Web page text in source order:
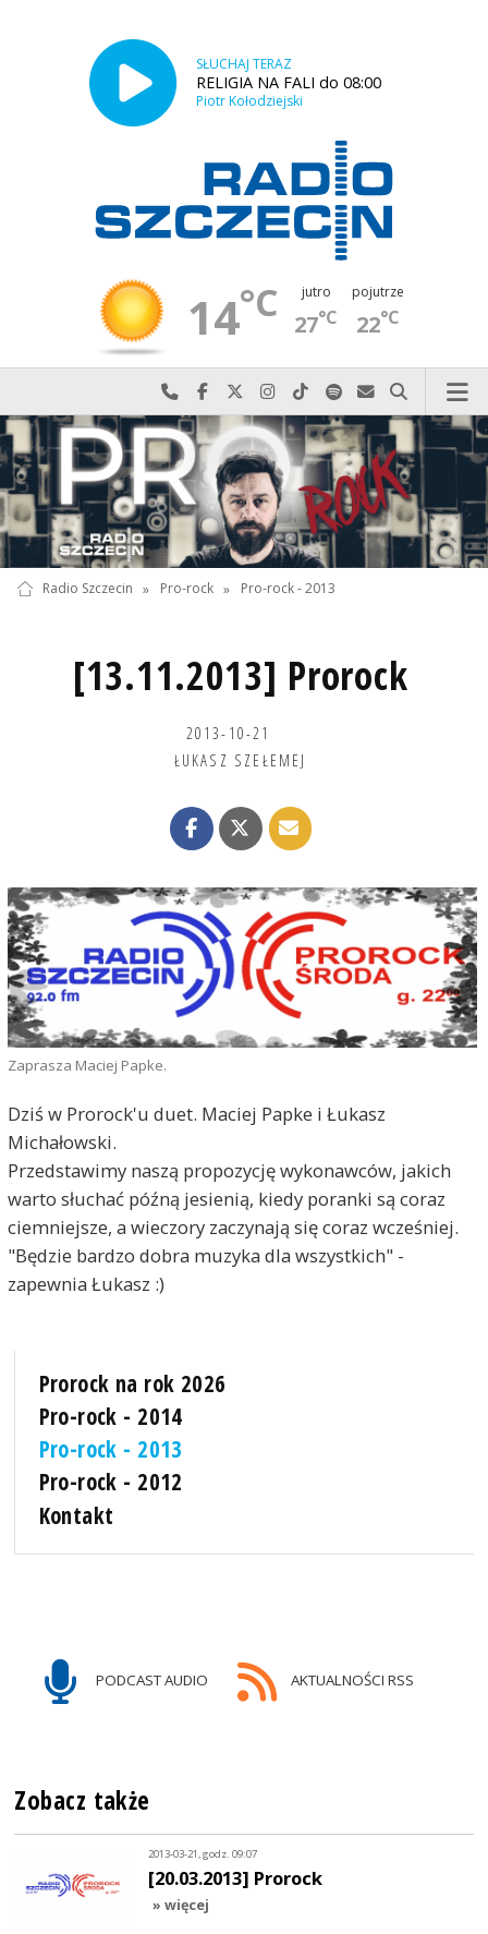
SŁUCHAJ TERAZ
RELIGIA NA FALI do 08:00
Piotr Kołodziejski
14°C jutro
27°C
pojutrze
22°C
Najlepiej po prostu do nas zadzwoń
Odwiedź nas na Facebook-u
Odwiedź nas na X
Odwiedź nas na Instagram-ie
Odwiedź nas na TikTok-u
Szukaj nas na Spotify
Wyślij do nas
Szukaj
Radio Szczecin » Pro-rock » Pro-rock - 2013
[13.11.2013] Prorock
2013-10-21
ŁUKASZ SZEŁEMEJ
Zaprasza Maciej Papke.
Dziś w Prorock'u duet. Maciej Papke i Łukasz
Michałowski.
Przedstawimy naszą propozycję wykonawców, jakich
warto słuchać późną jesienią, kiedy poranki są coraz
ciemniejsze, a wieczory zaczynają się coraz wcześniej.
"Będzie bardzo dobra muzyka dla wszystkich" -
zapewnia Łukasz :)
Prorock na rok 2026
Pro-rock - 2014
Pro-rock - 2013
Pro-rock - 2012
Kontakt
PODCAST AUDIO AKTUALNOŚCI RSS
Zobacz także
2013-03-21, godz. 09:07
[20.03.2013] Prorock
» więcej